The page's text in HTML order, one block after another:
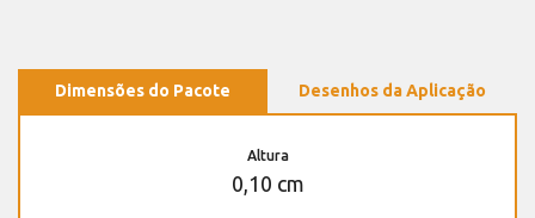
Dimensões do Pacote Desenhos da Aplicação
Altura
0,10 cm